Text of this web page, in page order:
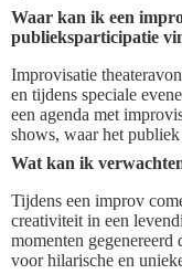
Waar kan ik een
publieksparticipatie
Improvisatie
en tijdens speciale
een agenda met
shows, waar het
Wat kan ik
Tijdens een improv
creativiteit in een
momenten
voor hilarische en